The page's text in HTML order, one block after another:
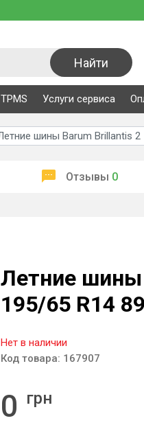
Найти
Услуги сервиса
шины Barum Brillantis 2
Отзывы 0
Летние
195/65 R14
Нет в наличии
Код товара: 167907
0 грн